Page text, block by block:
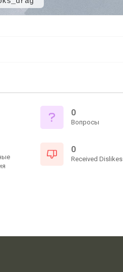
0
Вопросы
0
Received Dislikes